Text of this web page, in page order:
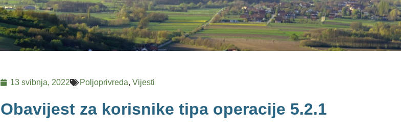
13 svibnja, 2022 Poljoprivreda,Vijesti
Obavijest za korisnike tipa operacije 5.2.1